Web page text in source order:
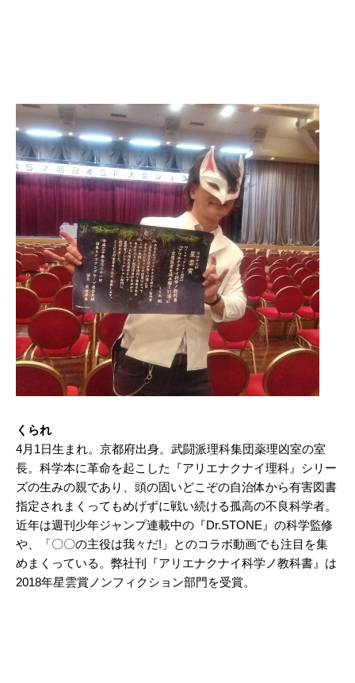
くられ
4月1日生まれ。京都府出身。武闘派理科集団薬理凶室の室
長。科学本に革命を起こした『アリエナクナイ理科』シリー
ズの生みの親であり、頭の固いどこぞの自治体から有害図書
指定されまくってもめげずに戦い続ける孤高の不良科学者。
近年は週刊少年ジャンプ連載中の『Dr.STONE』の科学監修
や、「〇〇の主役は我々だ!」とのコラボ動画でも注目を集
めまくっている。弊社刊『アリエナクナイ科学ノ教科書』は
2018年星雲賞ノンフィクション部門を受賞。